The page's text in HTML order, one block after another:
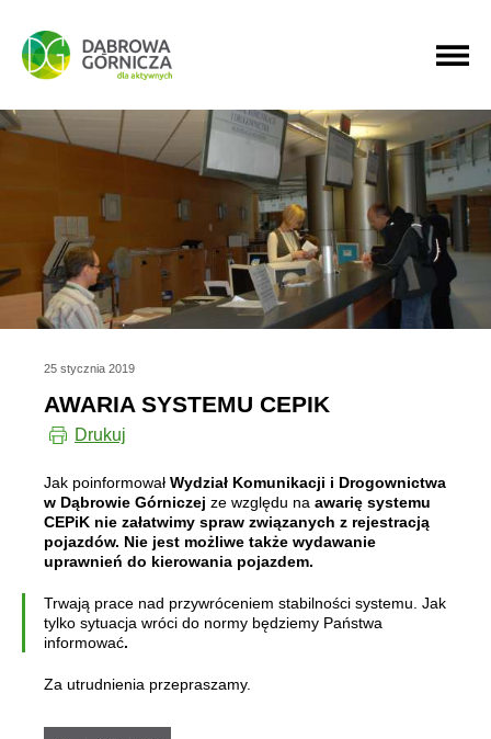
PRZEJDŹ DO MENU GŁÓWNEGO
PRZEJDŹ DO WYSZUKIWARKI
PRZEJDŹ DO TREŚCI
25 stycznia 2019
AWARIA SYSTEMU CEPIK
Drukuj
Jak poinformował Wydział Komunikacji i Drogownictwa
w Dąbrowie Górniczej ze względu na awarię systemu
CEPiK nie załatwimy spraw związanych z rejestracją
pojazdów. Nie jest możliwe także wydawanie
uprawnień do kierowania pojazdem.
Trwają prace nad przywróceniem stabilności systemu. Jak
tylko sytuacja wróci do normy będziemy Państwa
informować.
Za utrudnienia przepraszamy.